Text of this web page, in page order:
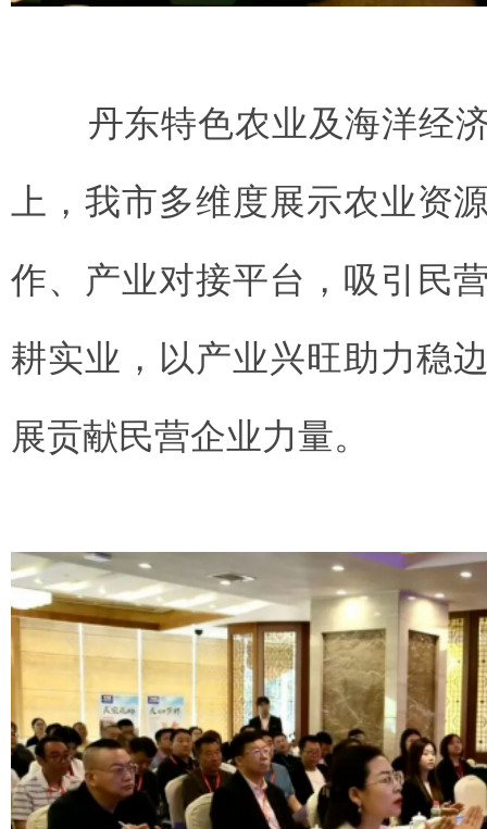
丹东特色农业及海洋经济
上 ，我市多维度展示农业资
作、产业对接平台，吸引 民
耕实业，以产业兴旺助力稳
展贡献民营企业力量。